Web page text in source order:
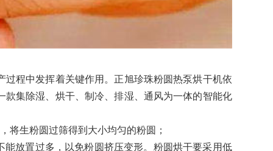
程中发挥着关键作用。正旭珍珠粉圆热泵烘干机依
集除湿、烘干、制冷、排湿、通风为一体的智能化
生粉圆过筛得到大小均匀的粉圆；
放置过多，以免粉圆挤压变形。粉圆烘干要采用低